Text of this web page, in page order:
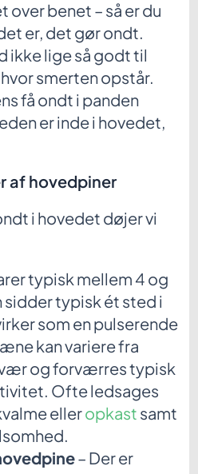
over benet – så er du
er, det gør ondt.
ikke lige så godt til
smerten opstår.
få ondt i panden
er inde i hovedet,
af hovedpiner
i hovedet døjer vi
typisk mellem 4 og
sidder typisk ét sted i
som en pulserende
kan variere fra
og forværres typisk
Ofte ledsages
elleropkast samt
– Der er